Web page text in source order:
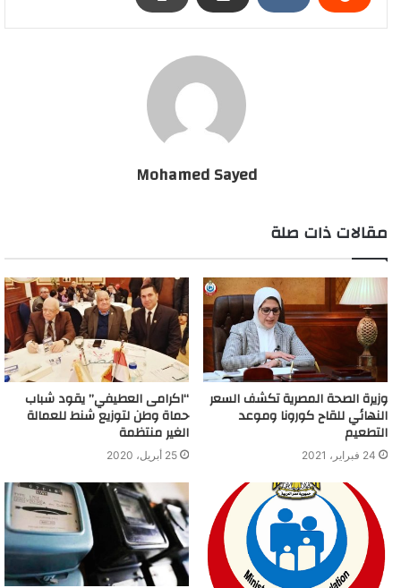
Mohamed Sayed
مقالات ذات صلة
وزيرة الصحة المصرية تكشف السعر
النهائي للقاح كورونا وموعد
التطعيم
24 فبراير، 2021
“اكرامى العطيفي” يقود شباب
حماة وطن لتوزيع شنط للعمالة
الغير منتظمة
25 أبريل، 2020